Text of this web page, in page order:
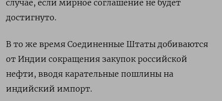
случае, если мирное соглашение не будет
достигнуто.
В то же время Соединенные Штаты добиваются
от Индии сокращения закупок российской
нефти, вводя карательные пошлины на
индийский импорт.